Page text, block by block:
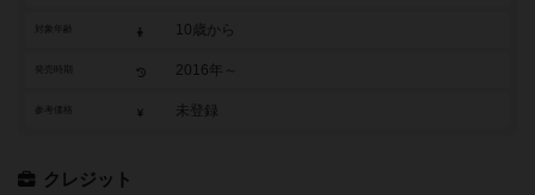
10歳から
2016年～
参考価格 未登録
クレジット